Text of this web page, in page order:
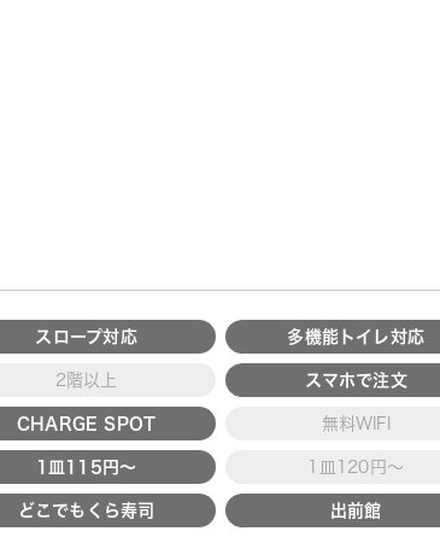
スロープ対応 多機能トイレ対応
2階以上 スマホで注文
CHARGE SPOT 無料WIFI
1皿115円～ 1皿120円～
どこでもくら寿司 出前館